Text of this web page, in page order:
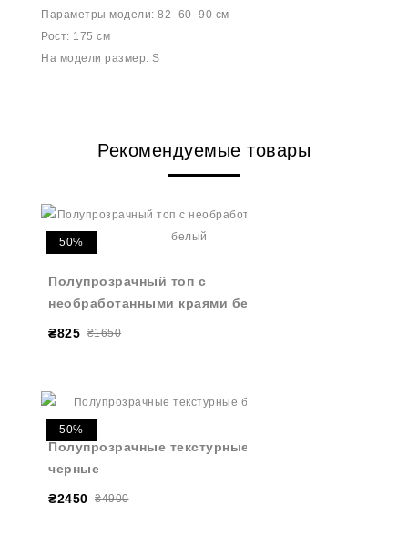
Параметры модели: 82–60–90 см
Рост: 175 см
На модели размер: S
Рекомендуемые товары
50%
Полупрозрачный топ с
необработанными краями белый
₴825 ₴1650
50%
Полупрозрачные текстурные брюки
черные
₴2450 ₴4900